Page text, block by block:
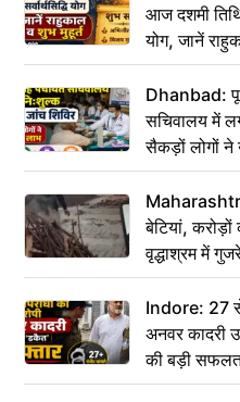
आज दशमी
योग, जानें
Dhanbad:
सचिवालय में
सैकड़ों लोगों ने
बेटियां,
वृद्धाश्रम में
कहा– अंतिम
Indore: 27 से
अनवर कादरी
की बड़ी